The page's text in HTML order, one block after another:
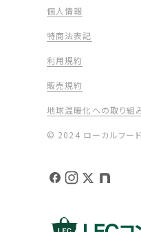
© 2024 ローカルフー
個人情報
特商法表記
利用規約
販売規約
地球温暖化への取り組